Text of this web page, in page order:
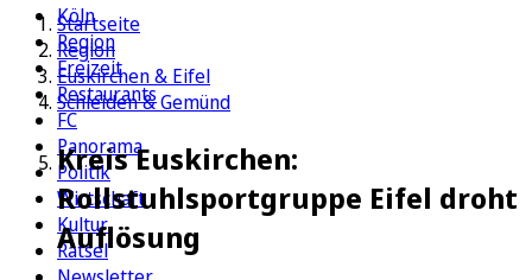
Köln
Region
Freizeit
Restaurants
FC
Panorama
Politik
Wirtschaft
Kultur
Rätsel
Startseite
Region
Euskirchen & Eifel
Schleiden & Gemünd
Kreis Euskirchen:
Rollstuhlsportgruppe Eifel droht
Auflösung